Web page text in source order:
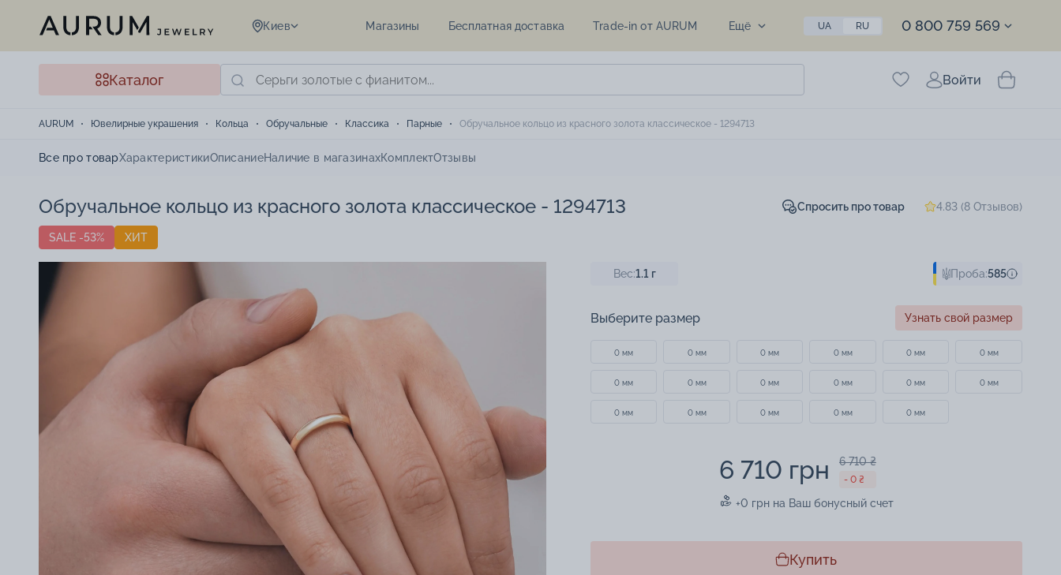
Киев Магазины Бесплатная доставка Trade-in от AURUM Ещё UA RU 0 800 759 569
Каталог Войти
AURUM Ювелирные украшения Кольца Обручальные Классика Парные Обручальное кольцо из красного золота классическое - 1294713
Все про товарХарактеристикиОписаниеНаличие в магазинахКомплектОтзывы
Обручальное кольцо из красного золота классическое - 1294713
SALE -53% ХИТ
Спросить про товар 4.83 (8 Отзывов)
Вес:1.1 г Проба:585
Выберите размер Узнать свой размер
0 мм 0 мм 0 мм 0 мм 0 мм 0 мм
0 мм 0 мм 0 мм 0 мм 0 мм 0 мм
0 мм 0 мм 0 мм 0 мм 0 мм
6 710 грн 6 710 ₴
- 0 ₴
+0 грн на Ваш бонусный счет
Купить